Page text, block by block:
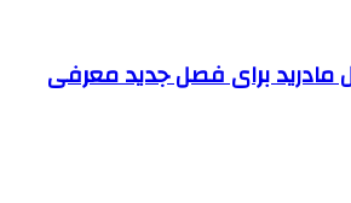
2027 رئال مادرید برای فصل جدید معرفی